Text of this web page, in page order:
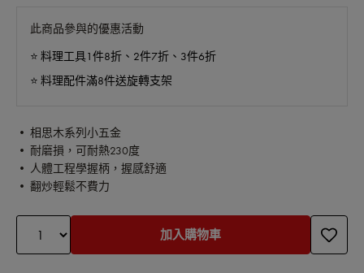
此商品參與的優惠活動
⭐️ 料理工具1件8折、2件7折、3件6折
⭐️ 料理配件滿8件送旋轉支架
• 相思木系列小五金
• 耐磨損，可耐熱230度
• 人體工程學握柄，握感舒適
• 翻炒輕鬆不費力
加入購物車